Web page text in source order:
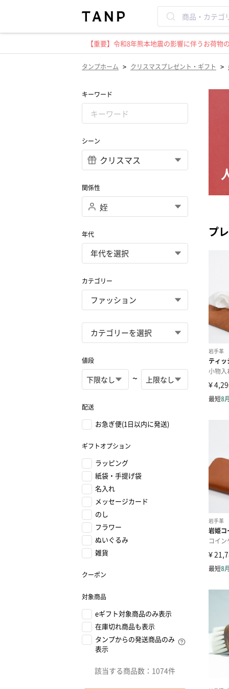
【重要】令和8年熊本地震の影響に伴うお荷
タンプホーム > クリスマスプレゼント・ギフト >
キーワード
シーン
関係性
年代
カテゴリー
値段
~
配送
お急ぎ便(1日以内に発送)
ギフトオプション
ラッピング
紙袋・手提げ袋
名入れ
メッセージカード
のし
フラワー
ぬいぐるみ
雑貨
クーポン
対象商品
eギフト対象商品のみ表示
在庫切れ商品も表示
タンプからの発送商品のみ
表示
該当する商品数： 1074件
プ